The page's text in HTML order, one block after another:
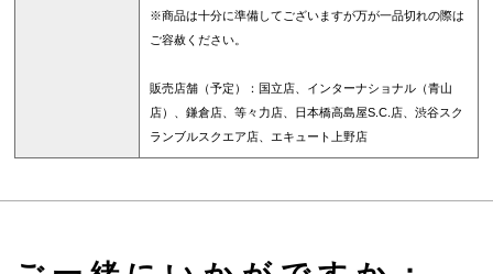
※商品は十分に準備してございますが万が一品切れの際は
ご容赦ください。
販売店舗（予定）：国立店、インターナショナル（青山
店）、鎌倉店、等々力店、日本橋高島屋S.C.店、渋谷スク
ランブルスクエア店、エキュート上野店